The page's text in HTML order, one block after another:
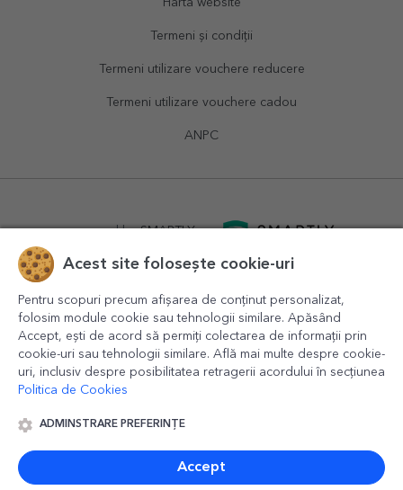
Hartă website
Termeni și condiții
Termeni utilizare vouchere reducere
Termeni utilizare vouchere cadou
ANPC
powered bySMARTLY.ro
© 2016-2026 StarGift Romania,
contact@stargift.ro
www.stargift.ro
Acest site folosește cookie-uri
Pentru scopuri precum afișarea de conținut personalizat,
folosim module cookie sau tehnologii similare. Apăsând
Accept, ești de acord să permiți colectarea de informații prin
cookie-uri sau tehnologii similare. Află mai multe despre cookie-
uri, inclusiv despre posibilitatea retragerii acordului în secțiunea
Politica de Cookies
ADMINSTRARE PREFERINȚE
Accept